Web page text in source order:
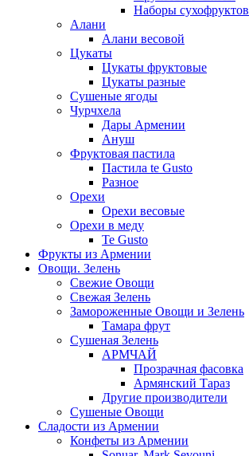
Наборы сухофруктов
Алани
Алани весовой
Цукаты
Цукаты фруктовые
Цукаты разные
Сушеные ягоды
Чурчхела
Дары Армении
Ануш
Фруктовая пастила
Пастила te Gusto
Разное
Орехи
Орехи весовые
Орехи в меду
Te Gusto
Фрукты из Армении
Овощи. Зелень
Свежие Овощи
Свежая Зелень
Замороженные Овощи и Зелень
Тамара фрут
Сушеная Зелень
АРМЧАЙ
Прозрачная фасовка
Армянский Тараз
Другие производители
Сушеные Овощи
Сладости из Армении
Конфеты из Армении